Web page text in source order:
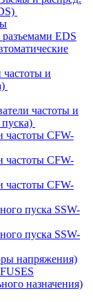
EDS
частоты и
частоты и
частоты CFW-
частоты CFW-
частоты CFW-
пуска SSW-
пуска SSW-
напряжения)
назначения)